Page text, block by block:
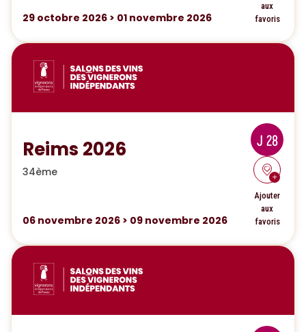
29 octobre 2026 > 01 novembre 2026
aux
favoris
Reims 2026
34ème
06 novembre 2026 > 09 novembre 2026
J 28
Ajouter
aux
favoris